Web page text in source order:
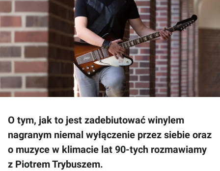
O tym, jak to jest zadebiutować winylem
nagranym niemal wyłączenie przez siebie oraz
o muzyce w klimacie lat 90-tych rozmawiamy
z Piotrem Trybuszem.